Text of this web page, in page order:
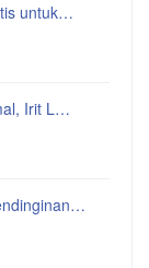
untuk…
Irit L…